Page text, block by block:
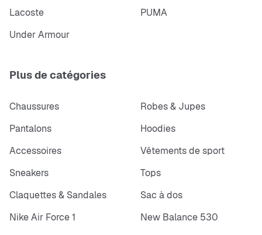
Lacoste
PUMA
Under Armour
Plus de catégories
Chaussures
Robes & Jupes
Pantalons
Hoodies
Accessoires
Vêtements de sport
Sneakers
Tops
Claquettes & Sandales
Sac à dos
Nike Air Force 1
New Balance 530